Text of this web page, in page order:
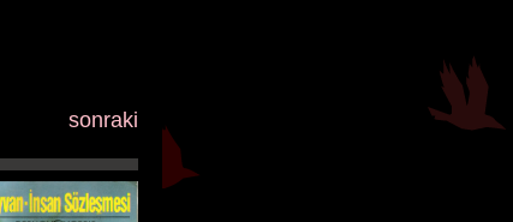
sonraki